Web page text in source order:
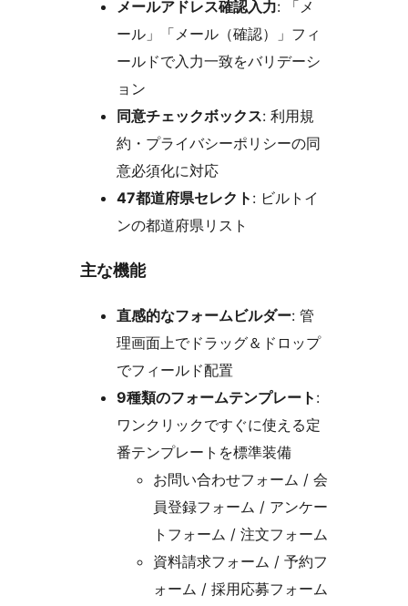
メールアドレス確認入力: 「メ
ール」「メール（確認）」フィ
ールドで入力一致をバリデーシ
ョン
同意チェックボックス: 利用規
約・プライバシーポリシーの同
意必須化に対応
47都道府県セレクト : ビルトイ
ンの都道府県リスト
主な機能
直感的なフォームビルダー: 管
理画面上でドラッグ＆ドロップ
でフィールド配置
9種類のフォームテンプレート :
ワンクリックですぐに使える定
番テンプレートを標準装備
お問い合わせフォーム / 会
員登録フォーム / アンケー
トフォーム / 注文フォーム
資料請求フォーム / 予約フ
ォーム / 採用応募フォーム